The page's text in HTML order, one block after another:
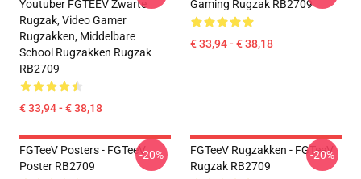
Youtuber FGTEEV Zwarte
Rugzak, Video Gamer
Rugzakken, Middelbare
School Rugzakken Rugzak
RB2709
€ 33,94 - € 38,18
Gaming Rugzak RB2709
€ 33,94 - € 38,18
FGTeeV Posters - FGTeeV
Poster RB2709
-20%
FGTeeV Rugzakken - FGTeeV
Rugzak RB2709
-20%